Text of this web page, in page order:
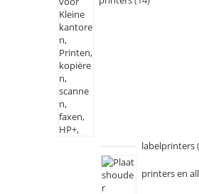
labelprinters
printers en